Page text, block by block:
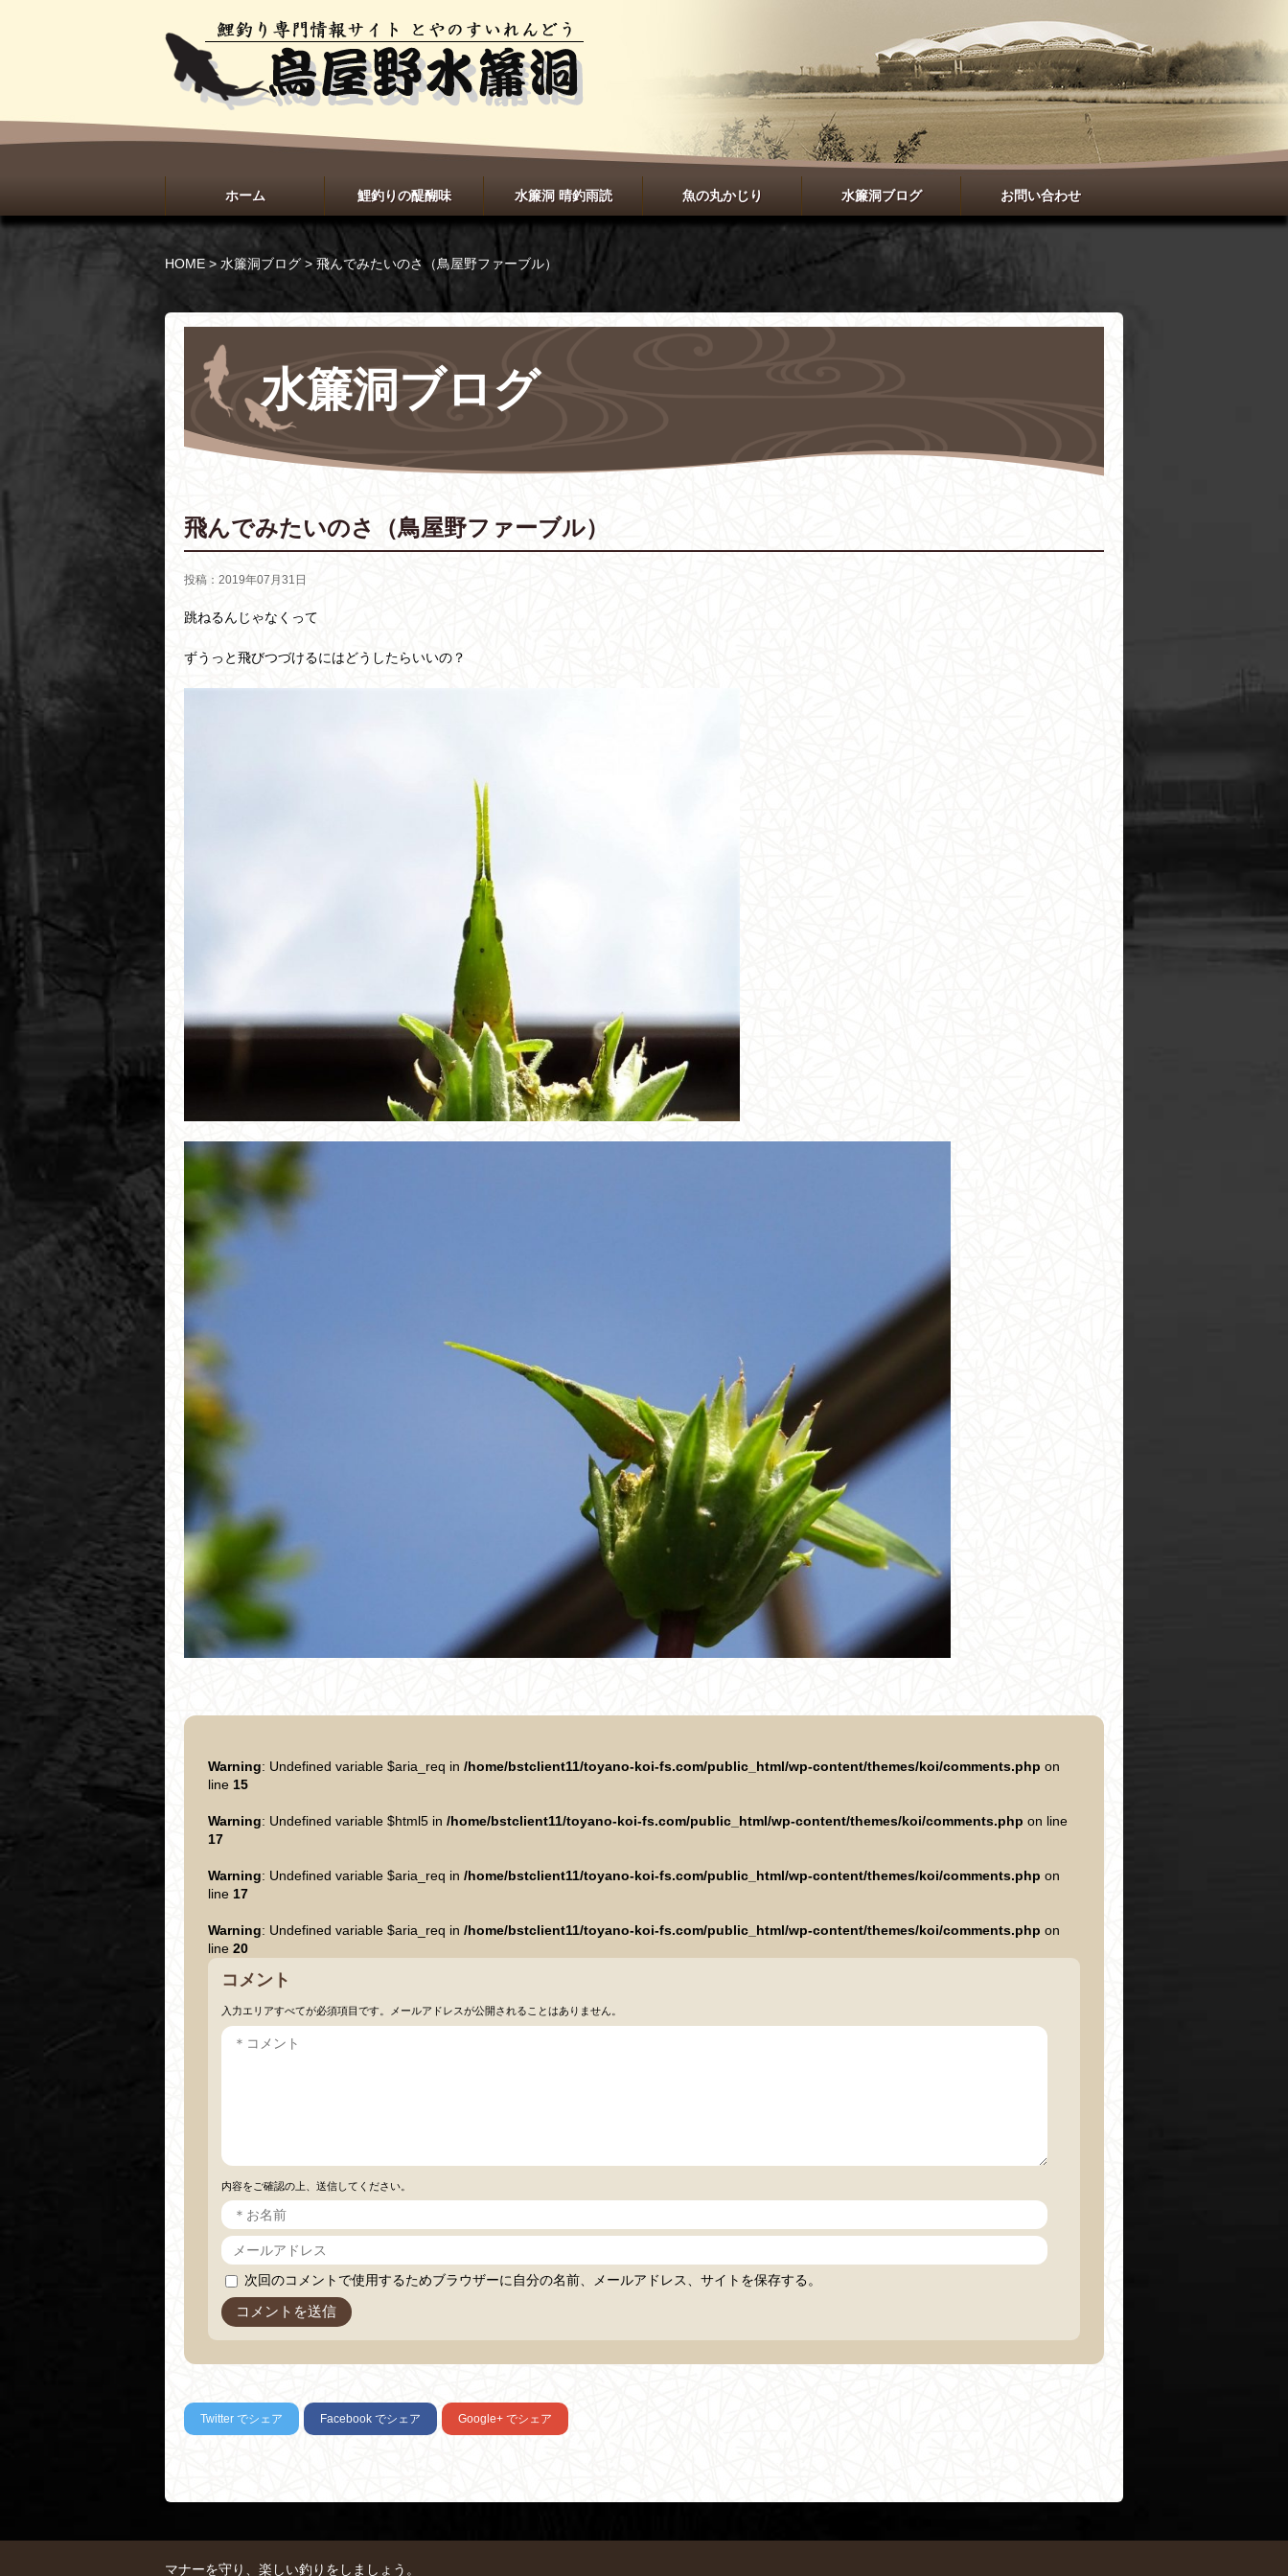
ホーム 鯉釣りの醍醐味 水簾洞 晴釣雨読 魚の丸かじり 水簾洞ブログ お問い合わせ
HOME> 水簾洞ブログ > 飛んでみたいのさ（鳥屋野ファーブル）
水簾洞ブログ
飛んでみたいのさ（鳥屋野ファーブル）
投稿：2019年07月31日
跳ねるんじゃなくって
ずうっと飛びつづけるにはどうしたらいいの？
Warning: Undefined variable $aria_req in /home/bstclient11/toyano-koi-fs.com/public_html/wp-content/themes/koi/comments.php on
line 15
Warning: Undefined variable $html5 in /home/bstclient11/toyano-koi-fs.com/public_html/wp-content/themes/koi/comments.php on line
17
Warning: Undefined variable $aria_req in /home/bstclient11/toyano-koi-fs.com/public_html/wp-content/themes/koi/comments.php on
line 17
Warning: Undefined variable $aria_req in /home/bstclient11/toyano-koi-fs.com/public_html/wp-content/themes/koi/comments.php on
line 20
コメント
入力エリアすべてが必須項目です。メールアドレスが公開されることはありません。
内容をご確認の上、送信してください。
次回のコメントで使用するためブラウザーに自分の名前、メールアドレス、サイトを保存する。
Twitter でシェア Facebook でシェア Google+ でシェア
マナーを守り、楽しい釣りをしましょう。